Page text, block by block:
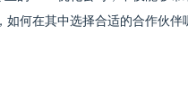
如何在其中选择合适的合作伙